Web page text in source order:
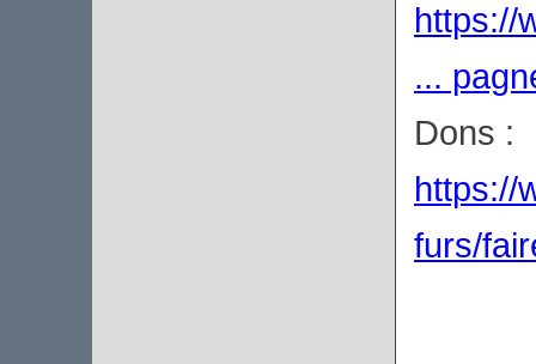
https://
...
Dons :
https://
furs/